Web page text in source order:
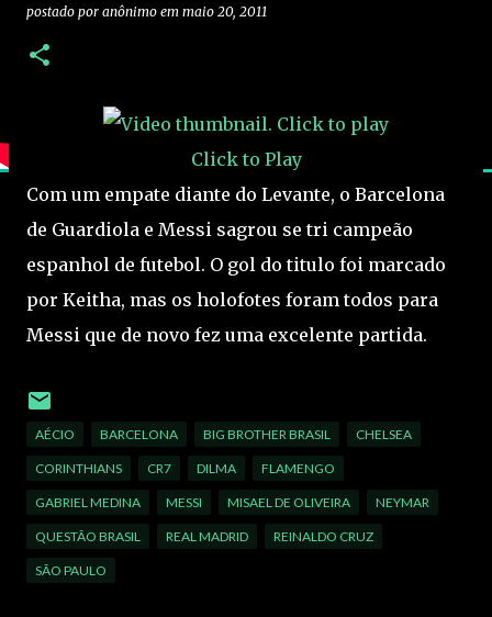
postado por anônimo em maio 20, 2011
Click to Play
Com um empate diante do Levante, o Barcelona
de Guardiola e Messi sagrou se tri campeão
espanhol de futebol. O gol do titulo foi marcado
por Keitha, mas os holofotes foram todos para
Messi que de novo fez uma excelente partida.
AÉCIO BARCELONA BIG BROTHER BRASIL CHELSEA
CORINTHIANS CR7 DILMA FLAMENGO
GABRIEL MEDINA MESSI MISAEL DE OLIVEIRA NEYMAR
QUESTÃO BRASIL REAL MADRID REINALDO CRUZ
SÃO PAULO